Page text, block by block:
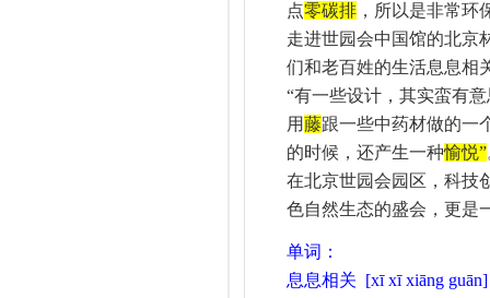
点零碳排 ，所以是非常环
走进世园会中国馆的北京
们和老百姓的生活息息相
“有一些设计，其实蛮有
用藤跟一些中药材做的一
的时候，还产生一种愉悦”
在北京世园会园区，科技
色自然生态的盛会，更是
单词：
息息相关 [xī xī xiāng